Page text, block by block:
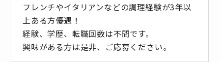
フレンチやイタリアンなどの調理経験が3年以
上ある方優遇！
経験、学歴、転職回数は不問です。
興味がある方は是非、ご応募ください。